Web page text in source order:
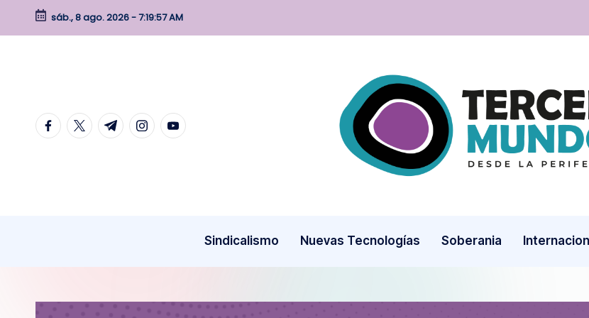
Skip
sáb., 8 ago. 2026-7:19:58 AM
facebook.com
twitter.com
t.me instagram.com
youtube.com
T
e
Desde
la
Sindicalismo Nuevas Tecnologías Soberania